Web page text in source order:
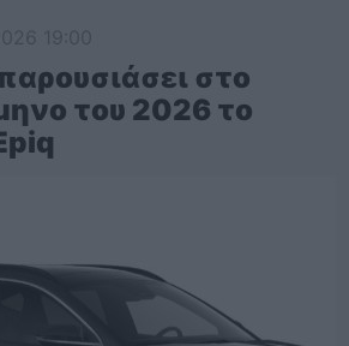
στο
του 2026 το